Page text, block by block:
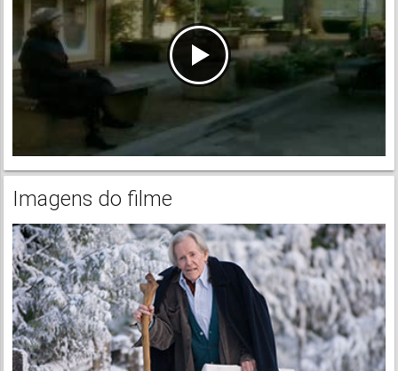
Imagens do filme